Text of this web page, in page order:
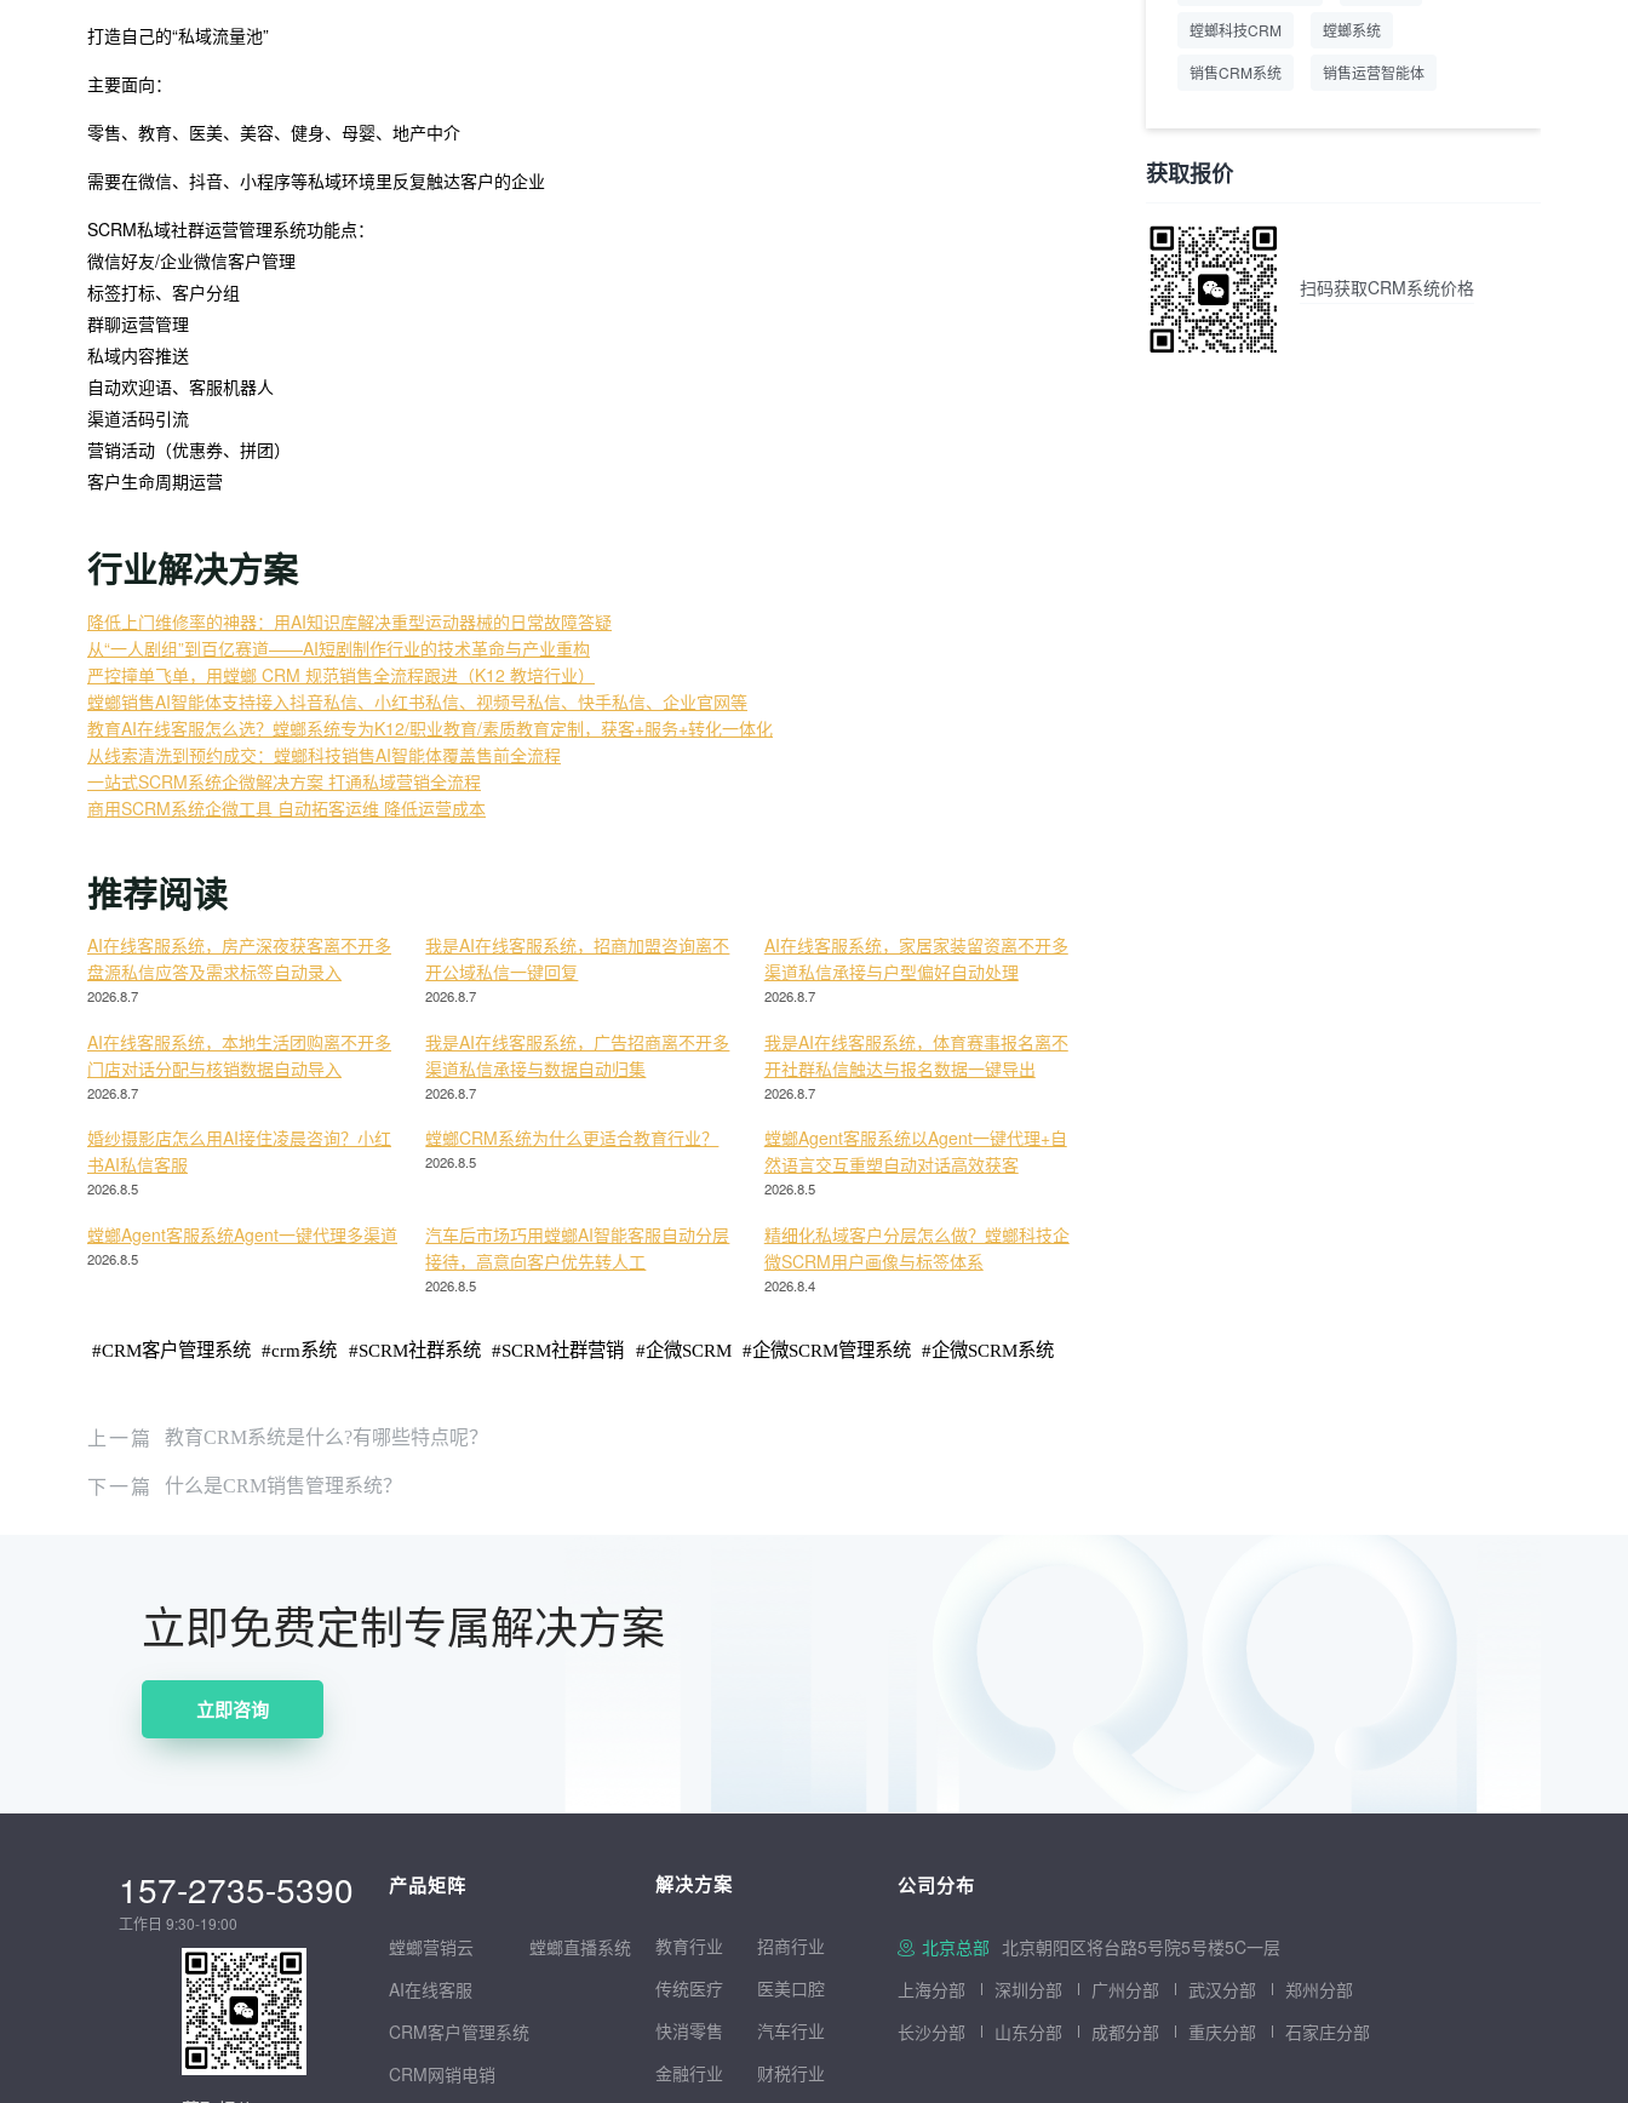
打造自己的“私域流量池”
主要面向：
零售、教育、医美、美容、健身、母婴、地产中介
需要在微信、抖音、小程序等私域环境里反复触达客户的企业
SCRM私域社群运营管理系统功能点：
微信好友/企业微信客户管理
标签打标、客户分组
群聊运营管理
私域内容推送
自动欢迎语、客服机器人
渠道活码引流
营销活动（优惠券、拼团）
客户生命周期运营
行业解决方案
降低上门维修率的神器：用AI知识库解决重型运动器械的日常故障答疑
从“一人剧组”到百亿赛道——AI短剧制作行业的技术革命与产业重构
严控撞单飞单，用螳螂 CRM 规范销售全流程跟进（K12 教培行业）
螳螂销售AI智能体支持接入抖音私信、小红书私信、视频号私信、快手私信、企业官网等
教育AI在线客服怎么选？螳螂系统专为K12/职业教育/素质教育定制，获客+服务+转化一体化
从线索清洗到预约成交：螳螂科技销售AI智能体覆盖售前全流程
一站式SCRM系统企微解决方案 打通私域营销全流程
商用SCRM系统企微工具 自动拓客运维 降低运营成本
推荐阅读
AI在线客服系统，房产深夜获客离不开多
盘源私信应答及需求标签自动录入
2026.8.7
我是AI在线客服系统，招商加盟咨询离不
开公域私信一键回复
2026.8.7
AI在线客服系统，家居家装留资离不开多
渠道私信承接与户型偏好自动处理
2026.8.7
AI在线客服系统，本地生活团购离不开多
门店对话分配与核销数据自动导入
2026.8.7
我是AI在线客服系统，广告招商离不开多
渠道私信承接与数据自动归集
2026.8.7
我是AI在线客服系统，体育赛事报名离不
开社群私信触达与报名数据一键导出
2026.8.7
婚纱摄影店怎么用AI接住凌晨咨询？小红
书AI私信客服
2026.8.5
螳螂CRM系统为什么更适合教育行业？
2026.8.5
螳螂Agent客服系统以Agent一键代理+自
然语言交互重塑自动对话高效获客
2026.8.5
螳螂Agent客服系统Agent一键代理多渠道
2026.8.5
汽车后市场巧用螳螂AI智能客服自动分层
接待，高意向客户优先转人工
2026.8.5
精细化私域客户分层怎么做？螳螂科技企
微SCRM用户画像与标签体系
2026.8.4
#CRM客户管理系统 #crm系统 #SCRM社群系统 #SCRM社群营销 #企微SCRM #企微SCRM管理系统 #企微SCRM系统
螳螂科技CRM 螳螂系统
销售CRM系统 销售运营智能体
获取报价
扫码获取CRM系统价格
上一篇 教育CRM系统是什么?有哪些特点呢？
下一篇 什么是CRM销售管理系统？
立即免费定制专属解决方案
立即咨询
157-2735-5390
工作日 9:30-19:00
产品矩阵
螳螂营销云
AI在线客服
CRM客户管理系统
CRM网销电销
螳螂直播系统
解决方案
教育行业 招商行业
传统医疗
医美口腔
快消零售
汽车行业
金融行业
财税行业
公司分布
北京总部 北京朝阳区将台路5号院5号楼5C一层
上海分部
深圳分部 广州分部 武汉分部
郑州分部
长沙分部
山东分部 成都分部 重庆分部 石家庄分部